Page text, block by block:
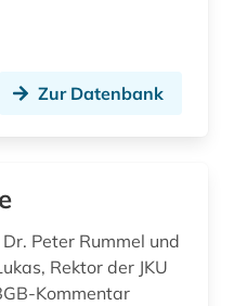
Zur Datenbank
Peter Rummel und
Rektor der JKU
Kommentar